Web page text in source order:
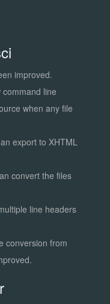
improved.
command line
when any file
an export to XHTML
convert the files
line headers
conversion from